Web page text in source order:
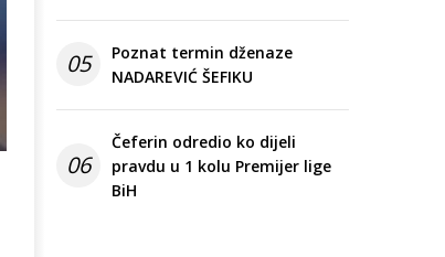
05
Poznat termin dženaze
NADAREVIĆ ŠEFIKU
06
Čeferin odredio ko dijeli
pravdu u 1 kolu Premijer lige
BiH